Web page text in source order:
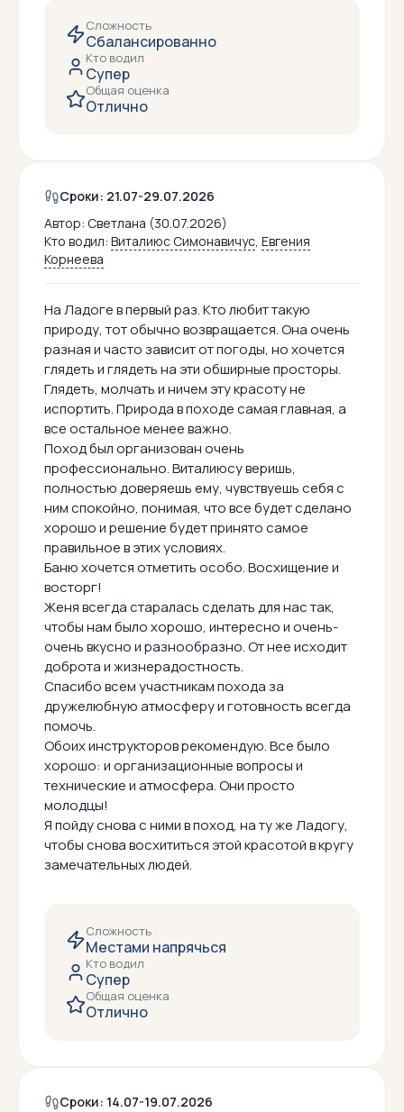
Сложность
Сбалансированно
Кто водил
Супер
Общая оценка
Отлично
Сроки: 21.07-29.07.2026
Автор: Светлана (30.07.2026)
Кто водил: Виталиюс Симонавичус, Евгения
Корнеева
На Ладоге в первый раз. Кто любит такую
природу, тот обычно возвращается. Она очень
разная и часто зависит от погоды, но хочется
глядеть и глядеть на эти обширные просторы.
Глядеть, молчать и ничем эту красоту не
испортить. Природа в походе самая главная, а
все остальное менее важно.
Поход был организован очень
профессионально. Виталиюсу веришь,
полностью доверяешь ему, чувствуешь себя с
ним спокойно, понимая, что все будет сделано
хорошо и решение будет принято самое
правильное в этих условиях.
Баню хочется отметить особо. Восхищение и
восторг!
Женя всегда старалась сделать для нас так,
чтобы нам было хорошо, интересно и очень-
очень вкусно и разнообразно. От нее исходит
доброта и жизнерадостность.
Спасибо всем участникам похода за
дружелюбную атмосферу и готовность всегда
помочь.
Обоих инструкторов рекомендую. Все было
хорошо: и организационные вопросы и
технические и атмосфера. Они просто
молодцы!
Я пойду снова с ними в поход, на ту же Ладогу,
чтобы снова восхититься этой красотой в кругу
замечательных людей.
Сложность
Местами напрячься
Кто водил
Супер
Общая оценка
Отлично
Сроки: 14.07-19.07.2026